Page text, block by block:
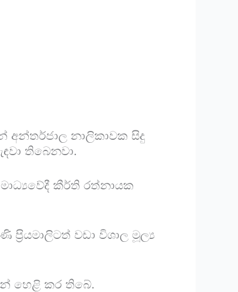
අන්තර්ජාල නාලිකාවක සිදු
තිබෙනවා.
කීර්ති රත්නායක
වඩා විශාල මූල්‍ය
හෙළි කර තිබේ.